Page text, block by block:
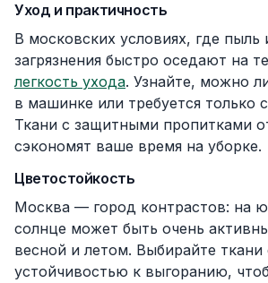
Уход и практичность
В московских условиях, где пыль
загрязнения быстро оседают на
легкость ухода. Узнайте, можно
в машинке или требуется только
Ткани с защитными пропитками
сэкономят ваше время на уборке.
Цветостойкость
Москва — город контрастов: на
солнце может быть очень
весной и летом. Выбирайте
устойчивостью к выгоранию,